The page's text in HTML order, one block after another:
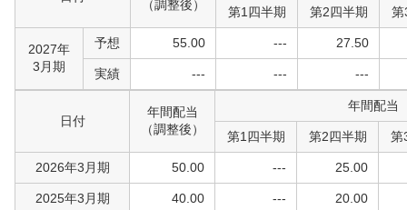
（調整後）
第1四半期 第2四半期 第
2027年
3月期
予想 55.00 --- 27.50
実績 --- --- ---
日付
年間配当
（調整後）
年間配当
第1四半期 第2四半期 第
2026年3月期 50.00 --- 25.00
2025年3月期 40.00 --- 20.00